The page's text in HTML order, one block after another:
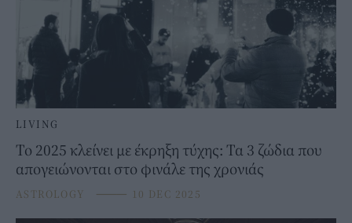
LIVING
Το 2025 κλείνει με έκρηξη τύχης: Τα 3 ζώδια που
απογειώνονται στο φινάλε της χρονιάς
ASTROLOGY ⸻ 10 DEC 2025